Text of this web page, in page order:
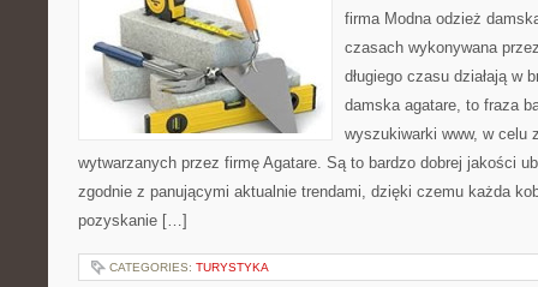
firma Modna odzież
czasach wykonywana
długiego czasu działają w
damska agatare, to fraza
wyszukiwarki www, w celu
wytwarzanych przez firmę Agatare. Są to bardzo dobrej jakości
zgodnie z panującymi aktualnie trendami, dzięki czemu każda
pozyskanie […]
CATEGORIES: TURYSTYKA